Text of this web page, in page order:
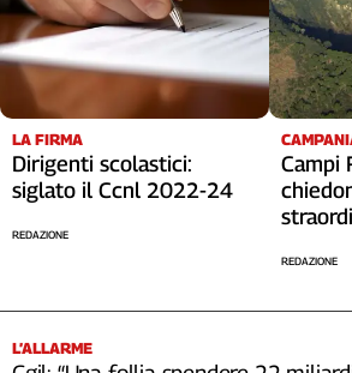
LA FIRMA
Dirigenti scolastici:
siglato il Ccnl 2022-24
REDAZIONE
Campi
REDAZIONE
L’ALLARME